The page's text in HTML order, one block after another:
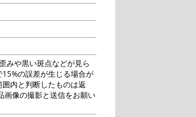
みや黒い斑点などが見ら
の誤差が生じる場合が
内と判断したものは返
画像の撮影と送信をお願い